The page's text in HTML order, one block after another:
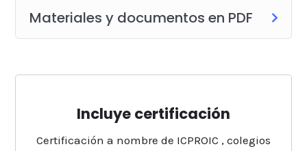
Materiales y documentos en PDF
Incluye certificación
Certificación a nombre de ICPROIC , colegios